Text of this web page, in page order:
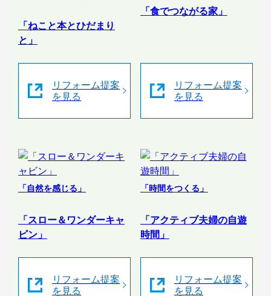
「ねこと本とひだまり
と」
リフォーム提案
を見る
「食でつながる家」
リフォーム提案
を見る
「自然を感じる」
「スロー＆ワンダーキャ
ビン」
リフォーム提案
を見る
「時間をつくる」
「アクティブ夫婦の自遊
時間」
リフォーム提案
を見る